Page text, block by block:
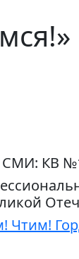
СМИ: КВ
Чтим!